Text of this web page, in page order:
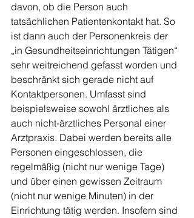
davon, ob die Person auch
tatsächlichen Patientenkontakt hat. So
ist dann auch der Personenkreis der
„in Gesundheitseinrichtungen Tätigen“
sehr weitreichend gefasst worden und
beschränkt sich gerade nicht auf
Kontaktpersonen. Umfasst sind
beispielsweise sowohl ärztliches als
auch nicht-ärztliches Personal einer
Arztpraxis. Dabei werden bereits alle
Personen eingeschlossen, die
regelmäßig (nicht nur wenige Tage)
und über einen gewissen Zeitraum
(nicht nur wenige Minuten) in der
Einrichtung tätig werden. Insofern sind